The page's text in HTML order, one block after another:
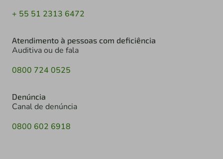
+ 55 51 2313 6472
Atendimento à pessoas com deficiência
Auditiva ou de fala
0800 724 0525
Denúncia
Canal de denúncia
0800 602 6918